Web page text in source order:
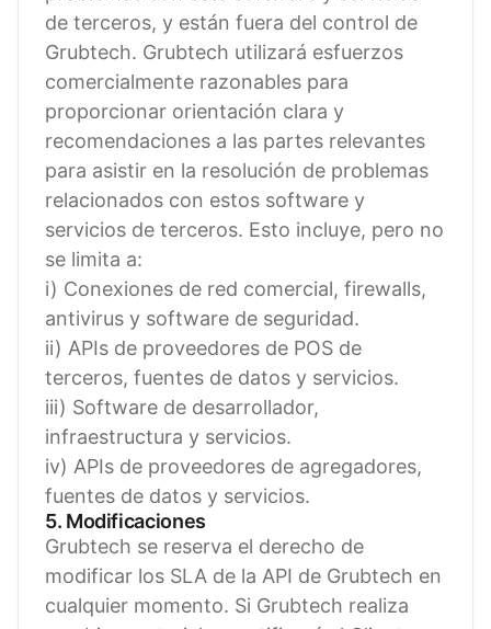
de terceros, y están fuera del control de
Grubtech. Grubtech utilizará esfuerzos
comercialmente razonables para
proporcionar orientación clara y
recomendaciones a las partes relevantes
para asistir en la resolución de problemas
relacionados con estos software y
servicios de terceros. Esto incluye, pero no
se limita a:
i) Conexiones de red comercial, firewalls,
antivirus y software de seguridad.
ii) APIs de proveedores de POS de
terceros, fuentes de datos y servicios.
iii) Software de desarrollador,
infraestructura y servicios.
iv) APIs de proveedores de agregadores,
fuentes de datos y servicios.
5. Modificaciones
Grubtech se reserva el derecho de
modificar los SLA de la API de Grubtech en
cualquier momento. Si Grubtech realiza